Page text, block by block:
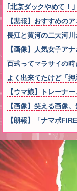
｢北京ダックやめて！
【悲報】おすすめの
長江と黄河の二大河
【画像】人気女子ア
百式ってマラサイの
よく出来てたけど「
【ウマ娘】トレーナ
【画像】笑える画像
【朗報】「ナマポ